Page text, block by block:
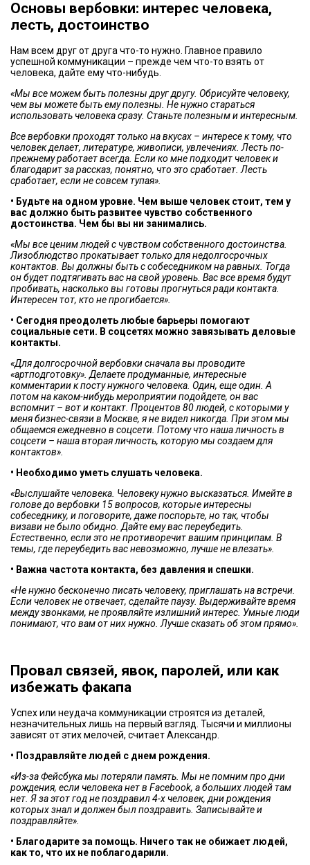
Основы вербовки: интерес человека,
лесть, достоинство
Нам всем друг от друга что-то нужно. Главное правило
успешной коммуникации – прежде чем что-то взять от
человека, дайте ему что-нибудь.
«Мы все можем быть полезны друг другу. Обрисуйте человеку,
чем вы можете быть ему полезны. Не нужно стараться
использовать человека сразу. Станьте полезным и интересным.
Все вербовки проходят только на вкусах – интересе к тому, что
человек делает, литературе, живописи, увлечениях. Лесть по-
прежнему работает всегда. Если ко мне подходит человек и
благодарит за рассказ, понятно, что это сработает. Лесть
сработает, если не совсем тупая».
• Будьте на одном уровне. Чем выше человек стоит, тем у
вас должно быть развитее чувство собственного
достоинства. Чем бы вы ни занимались.
«Мы все ценим людей с чувством собственного достоинства.
Лизоблюдство прокатывает только для недолгосрочных
контактов. Вы должны быть с собеседником на равных. Тогда
он будет подтягивать вас на свой уровень. Вас все время будут
пробивать, насколько вы готовы прогнуться ради контакта.
Интересен тот, кто не прогибается».
• Сегодня преодолеть любые барьеры помогают
социальные сети. В соцсетях можно завязывать деловые
контакты.
«Для долгосрочной вербовки сначала вы проводите
«артподготовку». Делаете продуманные, интересные
комментарии к посту нужного человека. Один, еще один. А
потом на каком-нибудь мероприятии подойдете, он вас
вспомнит – вот и контакт. Процентов 80 людей, с которыми у
меня бизнес-связи в Москве, я не видел никогда. При этом мы
общаемся ежедневно в соцсети. Потому что наша личность в
соцсети – наша вторая личность, которую мы создаем для
контактов».
• Необходимо уметь слушать человека.
«Выслушайте человека. Человеку нужно высказаться. Имейте в
голове до вербовки 15 вопросов, которые интересны
собеседнику, и поговорите, даже поспорьте, но так, чтобы
визави не было обидно. Дайте ему вас переубедить.
Естественно, если это не противоречит вашим принципам. В
темы, где переубедить вас невозможно, лучше не влезать».
• Важна частота контакта, без давления и спешки.
«Не нужно бесконечно писать человеку, приглашать на встречи.
Если человек не отвечает, сделайте паузу. Выдерживайте время
между звонками, не проявляйте излишний интерес. Умные люди
понимают, что вам от них нужно. Лучше сказать об этом прямо».
Провал связей, явок, паролей, или как
избежать факапа
Успех или неудача коммуникации строятся из деталей,
незначительных лишь на первый взгляд. Тысячи и миллионы
зависят от этих мелочей, считает Александр.
• Поздравляйте людей с днем рождения.
«Из-за Фейсбука мы потеряли память. Мы не помним про дни
рождения, если человека нет в Facebook, а больших людей там
нет. Я за этот год не поздравил 4-х человек, дни рождения
которых знал и должен был поздравить. Записывайте и
поздравляйте».
• Благодарите за помощь. Ничего так не обижает людей,
как то, что их не поблагодарили.